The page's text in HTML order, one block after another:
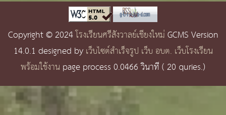
Copyright © 2024โรงเรียนศรีสังวาลย์เชียงใหม่GCMS Version
14.0.1 designed byเว็บไซต์สำเร็จรูป เว็บ อบต. เว็บโรงเรียน
พร้อมใช้งานpage process0.0466วินาที (20 quries.)